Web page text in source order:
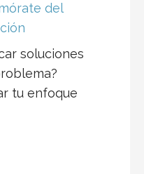
del
soluciones
tu enfoque